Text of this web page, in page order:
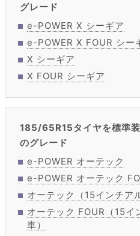
グレード
e-POWER X シーギア
e-POWER X FOUR シー
X シーギア
X FOUR シーギア
185/65R15タイヤを標準
のグレード
e-POWER オーテック
e-POWER オーテック
オーテック（15インチア
オーテック FOUR（15イ
車）